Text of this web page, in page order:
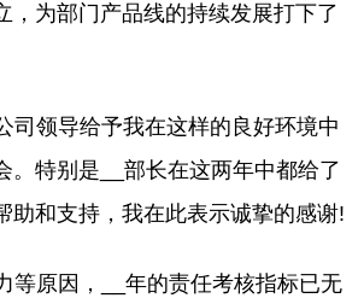
，为部门产品线的持续发展打下了
司领导给予我在这样的良好环境中
。特别是__部长在这两年中都给了
助和支持，我在此表示诚挚的感谢!
等原因，__年的责任考核指标已无